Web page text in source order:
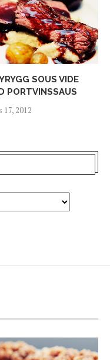
SOUS VIDE
PORTVINSSAUS
17, 2012